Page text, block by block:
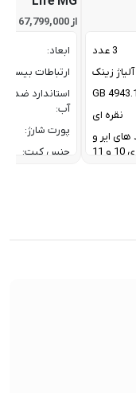
3 عدد
زینک
GB
نقره ای
/ آیپد های ایر و
از 67,799,000 تومان
ابعاد:
ارتباطات بیسیم:
استاندارد ضد
آب:
پورت شارژ:
جنس کیت: